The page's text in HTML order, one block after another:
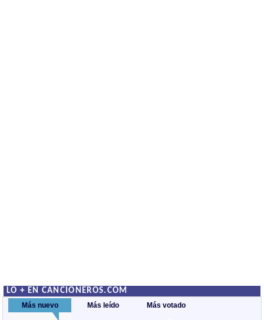
LO + EN CANCIONEROS.COM
Más nuevo Más leído Más votado